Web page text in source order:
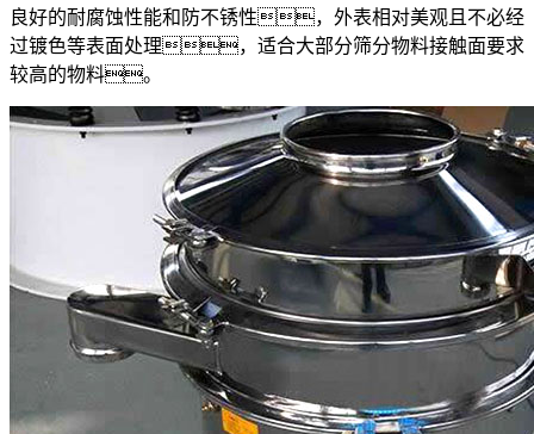
良好的耐腐蚀性能和防不锈性，外表相对美观且不必经
过镀色等表面处理，适合大部分筛分物料接触面要求
较高的物料。